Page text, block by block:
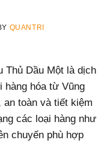
QUANTRI
Thủ Dầu Một là dịch
hàng hóa từ Vũng
an toàn và tiết kiệm
các loại hàng như
chuyến phù hợp